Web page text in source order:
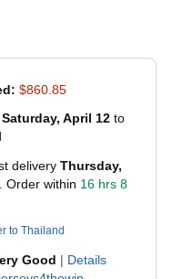
$860.85
Saturday, April 12 to
delivery Thursday,
. Order within 16 hrs 8
to Thailand
Good | Details